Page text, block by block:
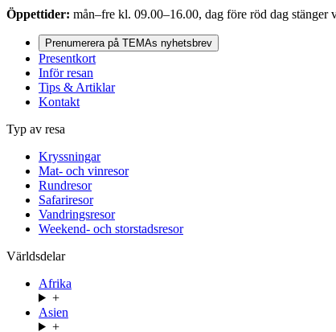
Öppettider: mån–fre kl. 09.00–16.00, dag före röd dag stänger
Prenumerera på TEMAs nyhetsbrev
Presentkort
Inför resan
Tips & Artiklar
Kontakt
Typ av resa
Kryssningar
Mat- och vinresor
Rundresor
Safariresor
Vandringsresor
Weekend- och storstadsresor
Världsdelar
Afrika
+
Asien
+